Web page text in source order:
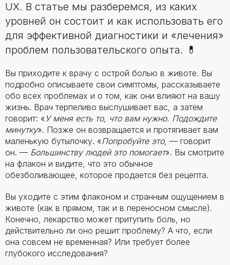
UX. В статье мы разберемся, из каких
уровней он состоит и как использовать его
для эффективной диагностики и «лечения»
проблем пользовательского опыта. 💊‍
Вы приходите к врачу с острой болью в животе. Вы
подробно описываете свои симптомы, рассказываете
обо всех проблемах и о том, как они влияют на вашу
жизнь. Врач терпеливо выслушивает вас, а затем
говорит: «У меня есть то, что вам нужно. Подождите
минутку». Позже он возвращается и протягивает вам
маленькую бутылочку. «Попробуйте это, — говорит
он. — Большинству людей это помогает». Вы смотрите
на флакон и видите, что это обычное
обезболивающее, которое продается без рецепта.
Вы уходите с этим флаконом и странным ощущением в
животе (как в прямом, так и в переносном смысле).
Конечно, лекарство может притупить боль, но
действительно ли оно решит проблему? А что, если
она совсем не временная? Или требует более
глубокого исследования?